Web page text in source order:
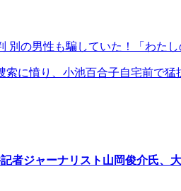
別の男性も騙していた！「わたし
索に憤り、小池百合子自宅前で猛
者ジャーナリスト山岡俊介氏、